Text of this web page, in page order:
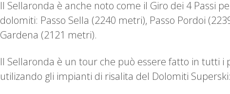
Il Sellaronda è anche noto come il Giro dei 4 Passi
dolomiti: Passo Sella (2240 metri), Passo Pordoi
Gardena (2121 metri).
Il Sellaronda è un tour che può essere fatto in tutti
utilizando gli impianti di risalita del Dolomiti Superski: